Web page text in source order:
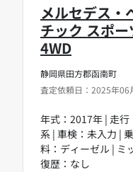
静岡県田方郡函南町
査定依頼日：2025年06
メルセデス・
チック スポ
4WD
年式：2017年 | 走
系 | 車検：未入力 |
料：ディーゼル | ミ
復歴：なし